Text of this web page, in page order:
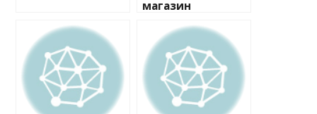
магазин
окон и дверей